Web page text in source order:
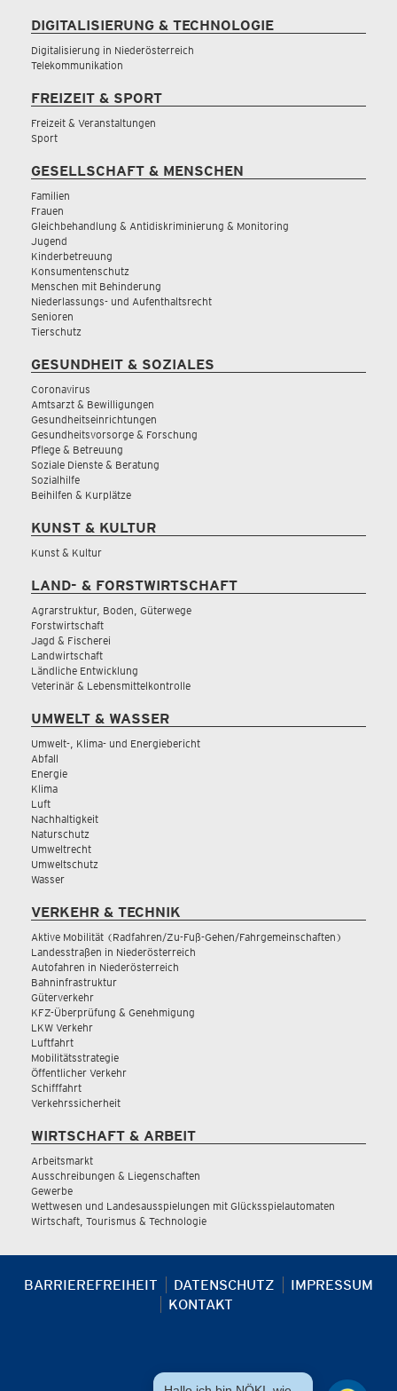
DIGITALISIERUNG & TECHNOLOGIE
Digitalisierung in Niederösterreich
Telekommunikation
FREIZEIT & SPORT
Freizeit & Veranstaltungen
Sport
GESELLSCHAFT & MENSCHEN
Familien
Frauen
Gleichbehandlung & Antidiskriminierung & Monitoring
Jugend
Kinderbetreuung
Konsumentenschutz
Menschen mit Behinderung
Niederlassungs- und Aufenthaltsrecht
Senioren
Tierschutz
GESUNDHEIT & SOZIALES
Coronavirus
Amtsarzt & Bewilligungen
Gesundheitseinrichtungen
Gesundheitsvorsorge & Forschung
Pflege & Betreuung
Soziale Dienste & Beratung
Sozialhilfe
Beihilfen & Kurplätze
KUNST & KULTUR
Kunst & Kultur
LAND- & FORSTWIRTSCHAFT
Agrarstruktur, Boden, Güterwege
Forstwirtschaft
Jagd & Fischerei
Landwirtschaft
Ländliche Entwicklung
Veterinär & Lebensmittelkontrolle
UMWELT & WASSER
Umwelt-, Klima- und Energiebericht
Abfall
Energie
Klima
Luft
Nachhaltigkeit
Naturschutz
Umweltrecht
Umweltschutz
Wasser
VERKEHR & TECHNIK
Aktive Mobilität (Radfahren/Zu-Fuß-Gehen/Fahrgemeinschaften)
Landesstraßen in Niederösterreich
Autofahren in Niederösterreich
Bahninfrastruktur
Güterverkehr
KFZ-Überprüfung & Genehmigung
LKW Verkehr
Luftfahrt
Mobilitätsstrategie
Öffentlicher Verkehr
Schifffahrt
Verkehrssicherheit
WIRTSCHAFT & ARBEIT
Arbeitsmarkt
Ausschreibungen & Liegenschaften
Gewerbe
Wettwesen und Landesausspielungen mit Glücksspielautomaten
Wirtschaft, Tourismus & Technologie
BARRIEREFREIHEIT DATENSCHUTZ
IMPRESSUM
KONTAKT